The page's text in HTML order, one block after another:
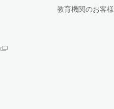
教育機関のお客様